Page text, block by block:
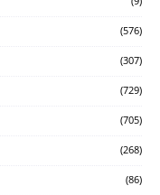
(576)
(307)
(729)
(705)
(268)
(86)